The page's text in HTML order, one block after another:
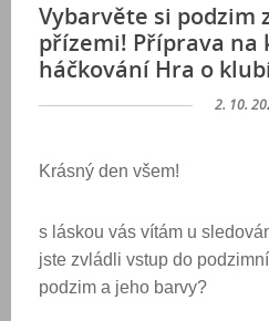
Vybarvěte si podzim
přízemi! Příprava na
háčkování Hra o
2. 10.
Krásný den všem!
s láskou vás vítám u
jste zvládli vstup do
podzim a jeho barvy?